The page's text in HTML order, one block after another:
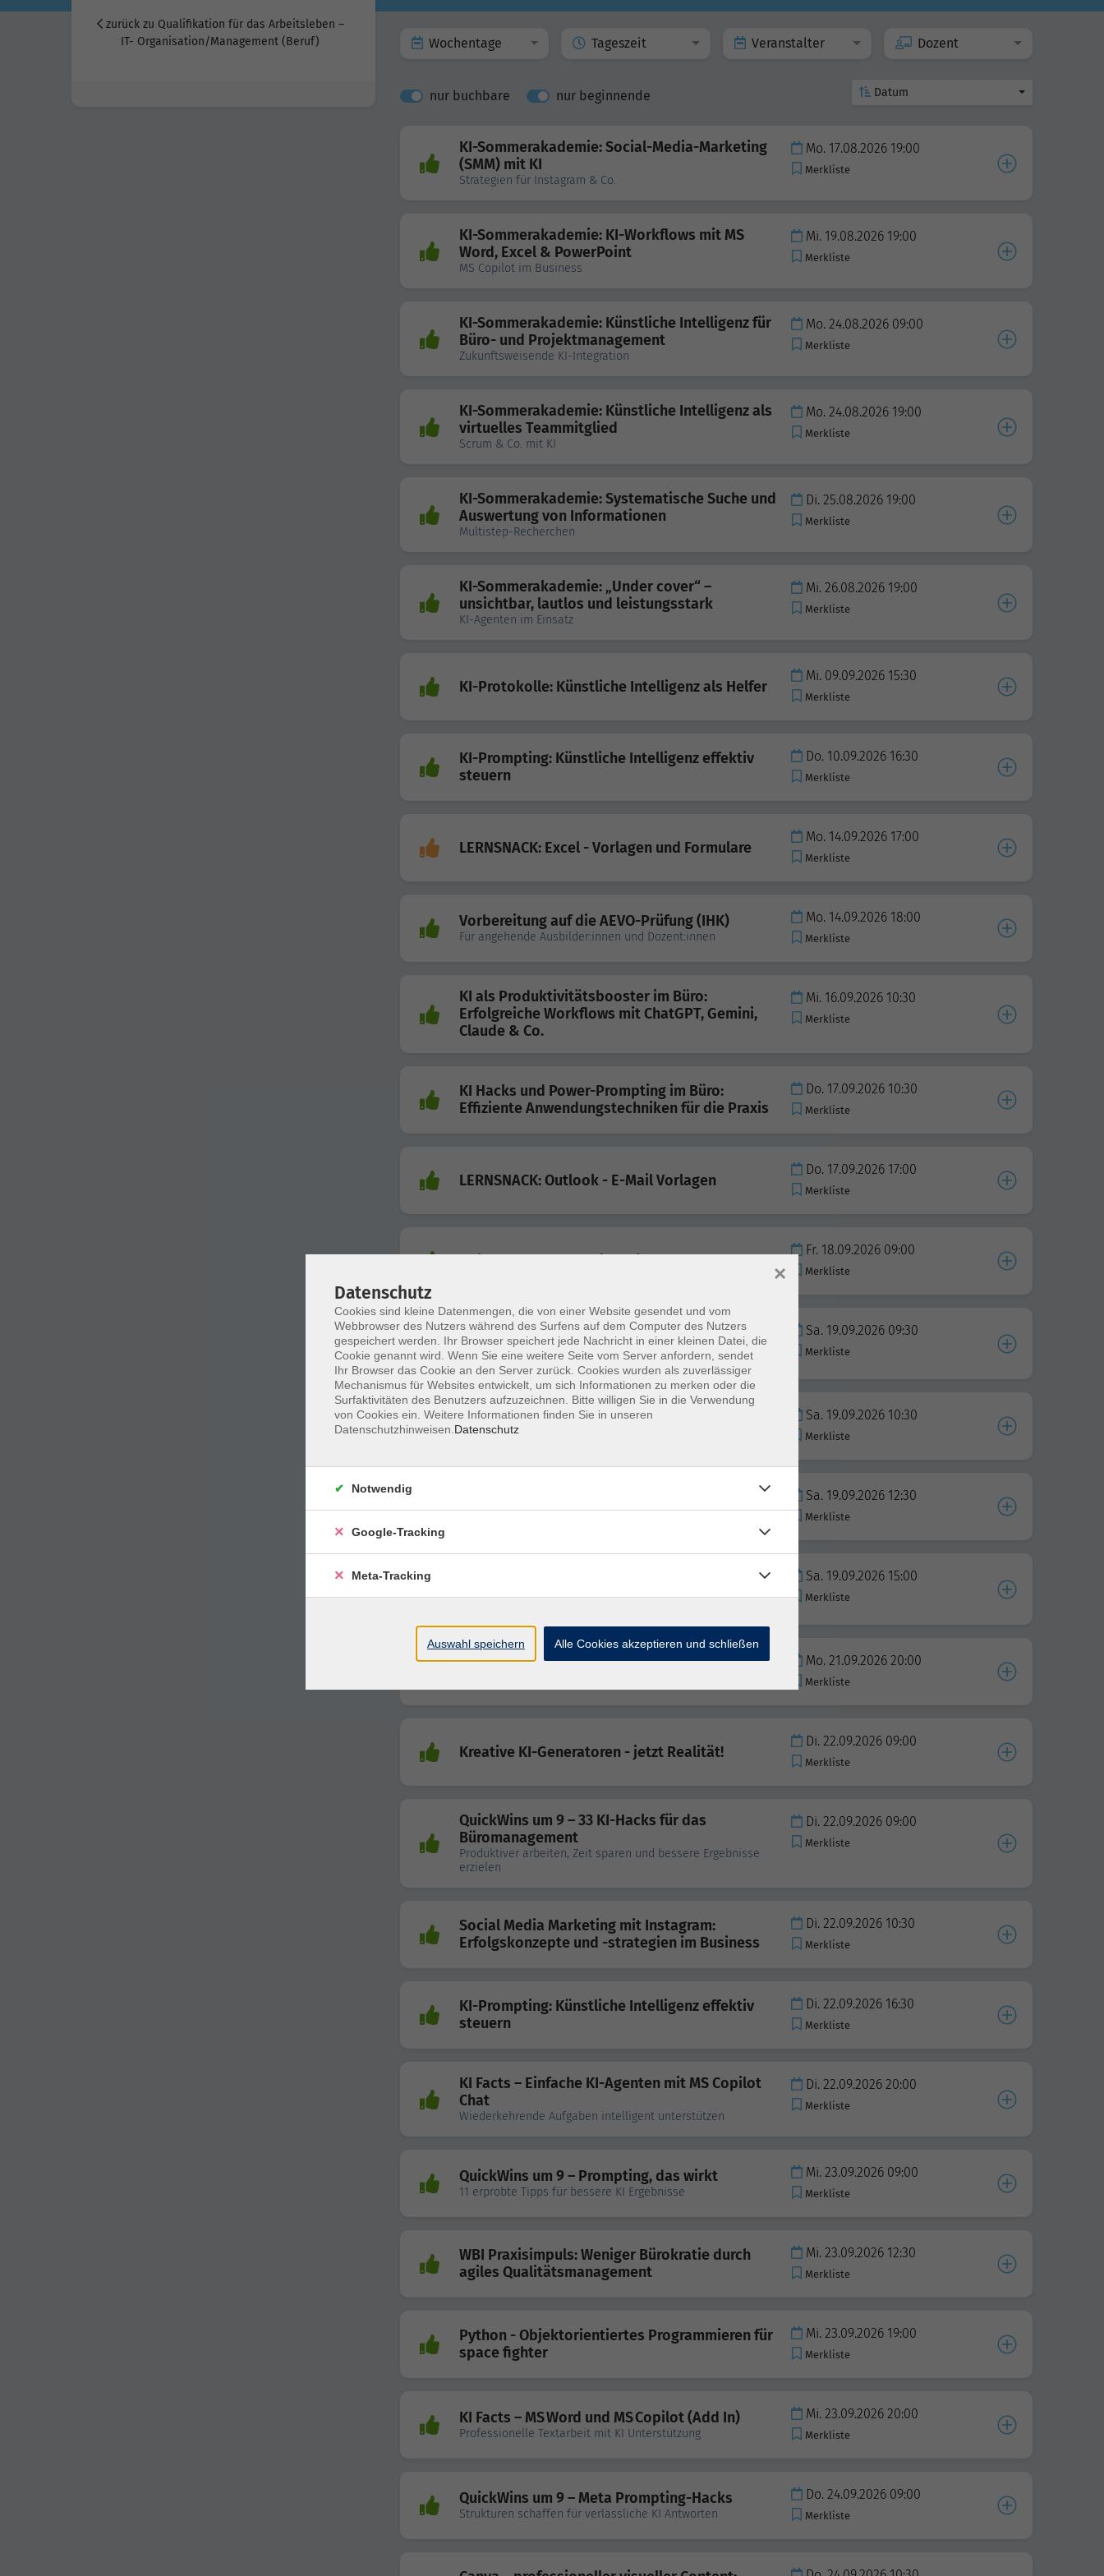
zurück zu Qualifikation für das Arbeitsleben –
IT- Organisation/Management (Beruf)
Wochentage Tageszeit Veranstalter Dozent
nur buchbare nur beginnende Datum
KI-Sommerakademie: Social-Media-Marketing
(SMM) mit KI
Strategien für Instagram & Co.
Mo. 17.08.2026 19:00
Merkliste
KI-Sommerakademie: KI-Workflows mit MS
Word, Excel & PowerPoint
MS Copilot im Business
Mi. 19.08.2026 19:00
Merkliste
KI-Sommerakademie: Künstliche Intelligenz für
Büro- und Projektmanagement
Zukunftsweisende KI-Integration
Mo. 24.08.2026 09:00
Merkliste
KI-Sommerakademie: Künstliche Intelligenz als
virtuelles Teammitglied
Scrum & Co. mit KI
Mo. 24.08.2026 19:00
Merkliste
KI-Sommerakademie: Systematische Suche und
Auswertung von Informationen
Multistep-Recherchen
Di. 25.08.2026 19:00
Merkliste
KI-Sommerakademie: „Under cover“ –
unsichtbar, lautlos und leistungsstark
KI-Agenten im Einsatz
Mi. 26.08.2026 19:00
Merkliste
KI-Protokolle: Künstliche Intelligenz als Helfer
Mi. 09.09.2026 15:30
Merkliste
KI-Prompting: Künstliche Intelligenz effektiv
steuern
Do. 10.09.2026 16:30
Merkliste
LERNSNACK: Excel - Vorlagen und Formulare
Mo. 14.09.2026 17:00
Merkliste
Vorbereitung auf die AEVO-Prüfung (IHK)
Für angehende Ausbilder:innen und Dozent:innen
Mo. 14.09.2026 18:00
Merkliste
KI als Produktivitätsbooster im Büro:
Erfolgreiche Workflows mit ChatGPT, Gemini,
Claude & Co.
Mi. 16.09.2026 10:30
Merkliste
KI Hacks und Power-Prompting im Büro:
Effiziente Anwendungstechniken für die Praxis
Do. 17.09.2026 10:30
Merkliste
LERNSNACK: Outlook - E-Mail Vorlagen
Do. 17.09.2026 17:00
Merkliste
Universelles Webdesign mit WordPress
Fr. 18.09.2026 09:00
Merkliste
KI-Facts: Das kleine große KI-ABC Vol. I
Basis: Generative KI verstehen – Grundlagen,
Funktionsweise, Einordnung
Sa. 19.09.2026 09:30
Merkliste
Printdesign mit Adobe InDesign
Sa. 19.09.2026 10:30
Merkliste
Wirksames Prompting – Struktur, Präzision, Ergebnisqualität
Sa. 19.09.2026 12:30
Merkliste
Sa. 19.09.2026 15:00
Merkliste
KI Facts: Einführung in generative KI-Modelle Mo. 21.09.2026 20:00
Merkliste
Kreative KI-Generatoren - jetzt Realität!
Di. 22.09.2026 09:00
Merkliste
QuickWins um 9 – 33 KI-Hacks für das
Büromanagement
Produktiver arbeiten, Zeit sparen und bessere Ergebnisse
erzielen
Di. 22.09.2026 09:00
Merkliste
Social Media Marketing mit Instagram:
Erfolgskonzepte und -strategien im Business
Di. 22.09.2026 10:30
Merkliste
KI-Prompting: Künstliche Intelligenz effektiv
steuern
Di. 22.09.2026 16:30
Merkliste
KI Facts – Einfache KI-Agenten mit MS Copilot
Chat
Wiederkehrende Aufgaben intelligent unterstützen
Di. 22.09.2026 20:00
Merkliste
QuickWins um 9 – Prompting, das wirkt
11 erprobte Tipps für bessere KI Ergebnisse
Mi. 23.09.2026 09:00
Merkliste
WBI Praxisimpuls: Weniger Bürokratie durch
agiles Qualitätsmanagement
Mi. 23.09.2026 12:30
Merkliste
Python - Objektorientiertes Programmieren für
space fighter
Mi. 23.09.2026 19:00
Merkliste
KI Facts – MS Word und MS Copilot (Add In)
Professionelle Textarbeit mit KI Unterstützung
Mi. 23.09.2026 20:00
Merkliste
QuickWins um 9 – Meta Prompting-Hacks
Strukturen schaffen für verlässliche KI Antworten
Do. 24.09.2026 09:00
Merkliste
Datenschutz
Cookies sind kleine Datenmengen, die von einer Website gesendet und vom
Webbrowser des Nutzers während des Surfens auf dem Computer des Nutzers
gespeichert werden. Ihr Browser speichert jede Nachricht in einer kleinen Datei, die
Cookie genannt wird. Wenn Sie eine weitere Seite vom Server anfordern, sendet
Ihr Browser das Cookie an den Server zurück. Cookies wurden als zuverlässiger
Mechanismus für Websites entwickelt, um sich Informationen zu merken oder die
Surfaktivitäten des Benutzers aufzuzeichnen. Bitte willigen Sie in die Verwendung
von Cookies ein. Weitere Informationen finden Sie in unseren
Datenschutzhinweisen. Datenschutz
×
Notwendig
Google-Tracking
Meta-Tracking
Auswahl speichern Alle Cookies akzeptieren und schließen